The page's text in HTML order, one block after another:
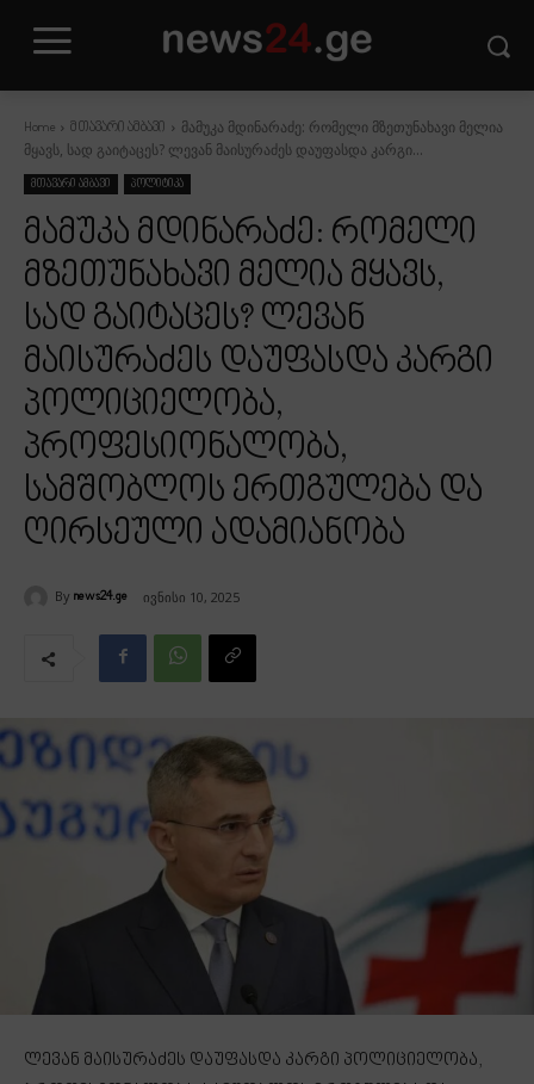
Home მთავარი ამბავი
მამუკა მდინარაძე: რომელი მზეთუნახავი მელია
მყავს, სად გაიტაცეს? ლევან მაისურაძეს დაუფასდა კარგი...
მთავარი ამბავი პოლიტიკა
მამუკა მდინარაძე: რომელი
მზეთუნახავი მელია მყავს,
სად გაიტაცეს? ლევან
მაისურაძეს დაუფასდა კარგი
პოლიციელობა,
პროფესიონალობა,
სამშობლოს ერთგულება და
ღირსეული ადამიანობა
By news24.ge ივნისი 10, 2025
ლევან მაისურაძეს დაუფასდა კარგი პოლიციელობა,